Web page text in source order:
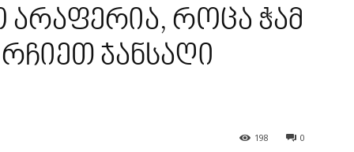
არაფერია, როცა ჭამ
ჯანსაღი
0
198